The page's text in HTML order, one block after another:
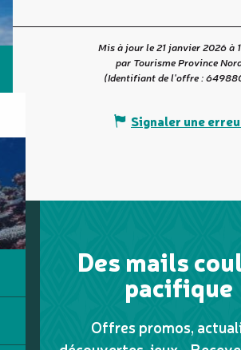
Mis à jour le 21 janvier 2026 à
par Tourisme Province
(Identifiant de l'offre :
Signaler une
Des mails
pacifique
Offres promos,